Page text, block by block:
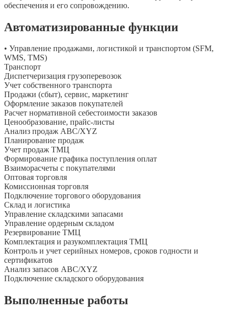
обеспечения и его сопровождению.
Автоматизированные функции
• Управление продажами, логистикой и транспортом (SFM,
WMS, TMS)
Транспорт
Диспетчеризация грузоперевозок
Учет собственного транспорта
Продажи (сбыт), сервис, маркетинг
Оформление заказов покупателей
Расчет нормативной себестоимости заказов
Ценообразование, прайс-листы
Анализ продаж ABC/XYZ
Планирование продаж
Учет продаж ТМЦ
Формирование графика поступления оплат
Взаиморасчеты с покупателями
Оптовая торговля
Комиссионная торговля
Подключение торгового оборудования
Склад и логистика
Управление складскими запасами
Управление ордерным складом
Резервирование ТМЦ
Комплектация и разукомплектация ТМЦ
Контроль и учет серийных номеров, сроков годности и
сертификатов
Анализ запасов ABC/XYZ
Подключение складского оборудования
Выполненные работы